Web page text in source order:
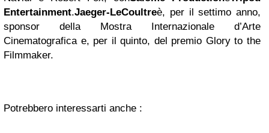
Entertainment.Jaeger-LeCoultreè, per il settimo anno,
sponsor della Mostra Internazionale d’Arte
Cinematografica e, per il quinto, del premio Glory to the
Filmmaker.
Potrebbero interessarti anche :